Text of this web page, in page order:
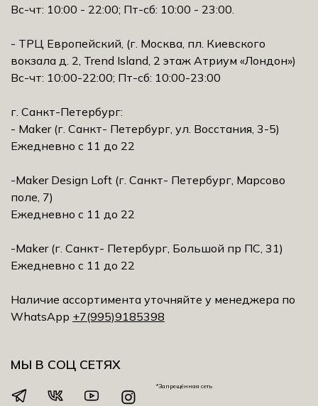
Вс-чт: 10:00 - 22:00; Пт-сб: 10:00 - 23:00.
- ТРЦ Европейский, (г. Москва, пл. Киевского
вокзала д. 2, Trеnd Island, 2 этаж Атриум «Лондон»)
Вс-чт: 10:00-22:00; Пт-сб: 10:00-23:00
г. Санкт-Петербург:
- Maker (г. Санкт- Петербург, ул. Восстания, 3-5)
Ежедневно с 11 до 22
-Maker Design Loft (г. Санкт- Петербург, Марсово
поле, 7)
Ежедневно с 11 до 22
-Maker (г. Санкт- Петербург, Большой пр ПС, 31)
Ежедневно с 11 до 22
Наличие ассортимента уточняйте у менеджера по
WhatsApp +7(995)9185398
МЫ В СОЦ СЕТЯХ
*Запрещённая сеть